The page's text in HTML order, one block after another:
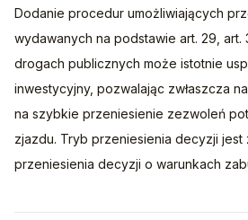
Dodanie procedur umożliwiających
wydawanych na podstawie art. 29, art.
drogach publicznych może istotnie
inwestycyjny, pozwalając zwłaszcza
na szybkie przeniesienie zezwoleń
zjazdu. Tryb przeniesienia decyzji
przeniesienia decyzji o warunkach